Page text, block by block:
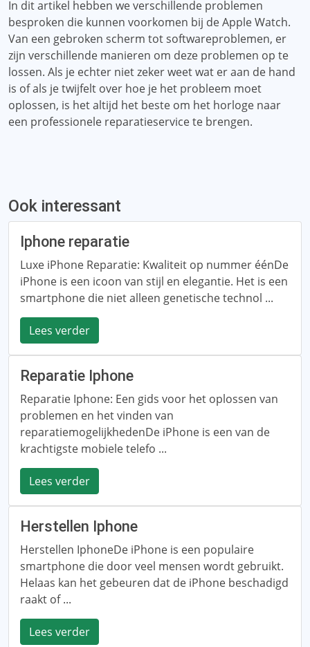
In dit artikel hebben we verschillende problemen
besproken die kunnen voorkomen bij de Apple Watch.
Van een gebroken scherm tot softwareproblemen, er
zijn verschillende manieren om deze problemen op te
lossen. Als je echter niet zeker weet wat er aan de hand
is of als je twijfelt over hoe je het probleem moet
oplossen, is het altijd het beste om het horloge naar
een professionele reparatieservice te brengen.
Ook interessant
Iphone reparatie
Luxe iPhone Reparatie: Kwaliteit op nummer éénDe
iPhone is een icoon van stijl en elegantie. Het is een
smartphone die niet alleen genetische technol ...
Lees verder
Reparatie Iphone
Reparatie Iphone: Een gids voor het oplossen van
problemen en het vinden van
reparatiemogelijkhedenDe iPhone is een van de
krachtigste mobiele telefo ...
Lees verder
Herstellen Iphone
Herstellen IphoneDe iPhone is een populaire
smartphone die door veel mensen wordt gebruikt.
Helaas kan het gebeuren dat de iPhone beschadigd
raakt of ...
Lees verder